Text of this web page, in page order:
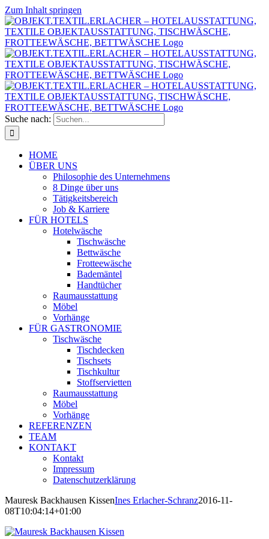
Zum Inhalt springen
Suche nach:
HOME
ÜBER UNS
Philosophie des Unternehmens
8 Dinge über uns
Tätigkeitsbereich
Job & Karriere
FÜR HOTELS
Hotelwäsche
Tischwäsche
Bettwäsche
Frotteewäsche
Bademäntel
Handtücher
Raumausstattung
Möbel
Vorhänge
FÜR GASTRONOMIE
Tischwäsche
Tischdecken
Tischsets
Tischkultur
Stoffservietten
Raumausstattung
Möbel
Vorhänge
REFERENZEN
TEAM
KONTAKT
Kontakt
Impressum
Datenschutzerklärung
Mauresk Backhausen KissenInes Erlacher-Schranz2016-11-
08T10:04:14+01:00